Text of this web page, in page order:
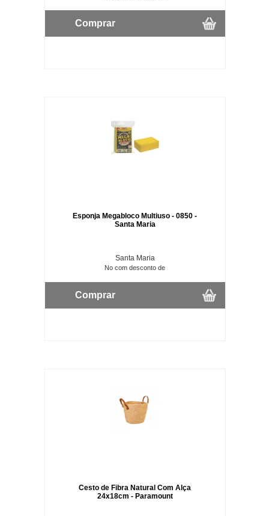
Comprar
Esponja Megabloco Multiuso - 0850 -
Santa Maria
Santa Maria
No com desconto de
Comprar
Cesto de Fibra Natural Com Alça
24x18cm - Paramount